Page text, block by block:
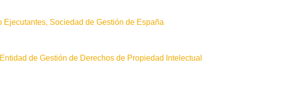
Ejecutantes, Sociedad de Gestión de España
de Gestión de Derechos de Propiedad Intelectual